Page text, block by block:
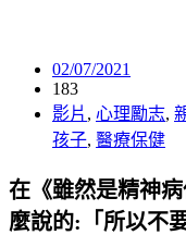
02/07/2021
183
影片 , 心理勵志,
孩子, 醫療保健
在《雖然是精神
麼說的:「所以不